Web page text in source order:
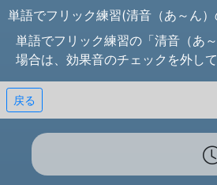
単語でフリック練習(清音（あ～ん
単語でフリック練習の「清音（あ
場合は、効果音のチェックを外して
戻る